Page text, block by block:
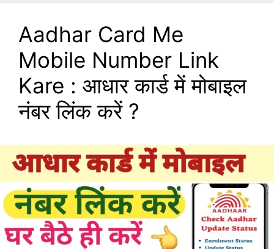
Aadhar Card Me
Mobile Number Link
Kare : आधार कार्ड में मोबाइल
नंबर लिंक करें ?